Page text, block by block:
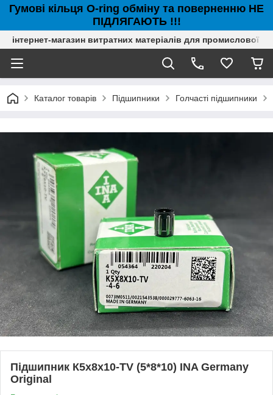
Гумові кільця O-ring обміну та поверненню НЕ
ПІДЛЯГАЮТЬ !!!
інтернет-магазин витратних матеріалів для промислової
Каталог товарів Підшипники Голчасті підшипники
Підшипник К5х8х10-TV (5*8*10) INA Germany
Original